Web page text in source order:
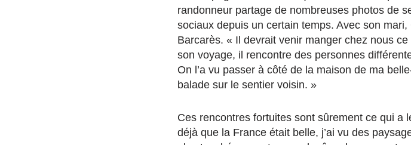
randonneur partage de nombreuses photos de
sociaux depuis un certain temps. Avec son
Barcarès. « Il devrait venir manger chez nous
son voyage, il rencontre des personnes
On l’a vu passer à côté de la maison de ma
balade sur le sentier voisin. »
Ces rencontres fortuites sont sûrement ce qui a
déjà que la France était belle, j’ai vu des